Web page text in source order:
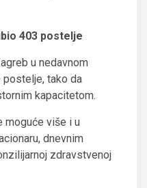
403 postelje
u nedavnom
tako da
kapacitetom.
moguće više i u
dnevnim
zdravstvenoj